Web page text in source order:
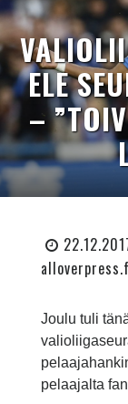
ELE
–
Joulu tuli
pelaajalta